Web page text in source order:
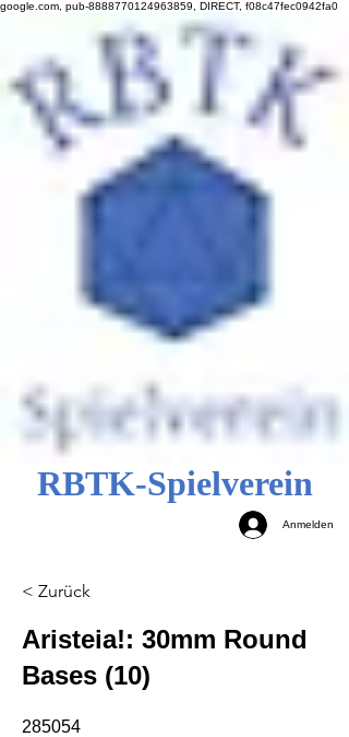
google.com, pub-8888770124963859, DIRECT, f08c47fec0942fa0
RBTK-Spielverein
Anmelden
< Zurück
Aristeia!: 30mm Round
Bases (10)
285054